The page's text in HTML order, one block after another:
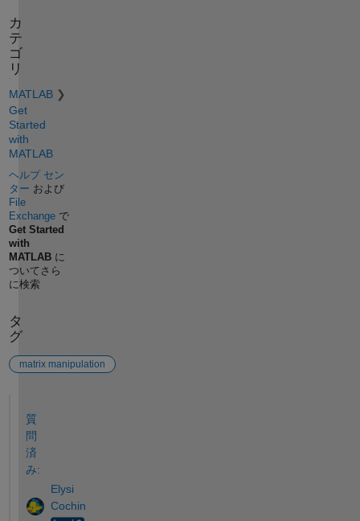
カ
テ
ゴ
リ
MATLAB
Get
Started
with
MATLAB
ヘルプ セン
ター および
File
Exchangeで
Get Started
with
MATLABに
ついてさら
に検索
タ
グ
matrix manipulation
質
問
済
み:
Elysi
Cochin